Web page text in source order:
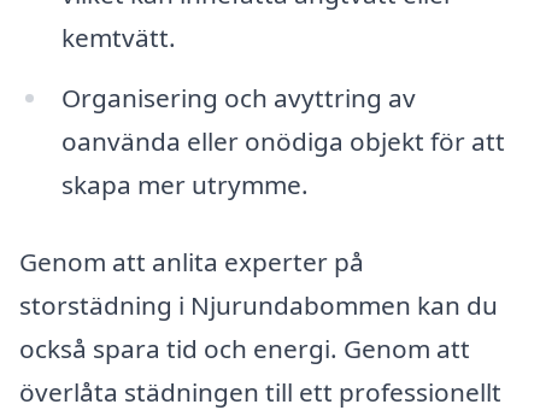
kemtvätt.
Organisering och avyttring av
oanvända eller onödiga objekt för att
skapa mer utrymme.
Genom att anlita experter på
storstädning i Njurundabommen kan du
också spara tid och energi. Genom att
överlåta städningen till ett professionellt